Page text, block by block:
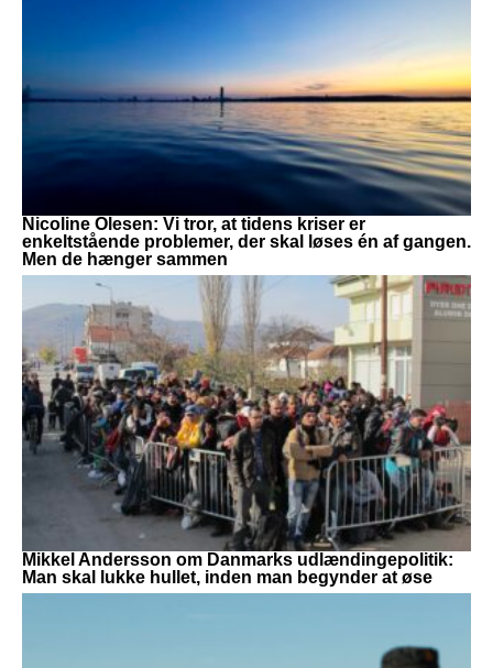
Nicoline Olesen: Vi tror, at tidens kriser er
enkeltstående problemer, der skal løses én af gangen.
Men de hænger sammen
Mikkel Andersson om Danmarks udlændingepolitik:
Man skal lukke hullet, inden man begynder at øse